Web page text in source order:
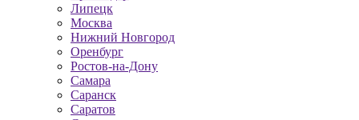
Липецк
Москва
Нижний Новгород
Оренбург
Ростов-на-Дону
Самара
Саранск
Саратов